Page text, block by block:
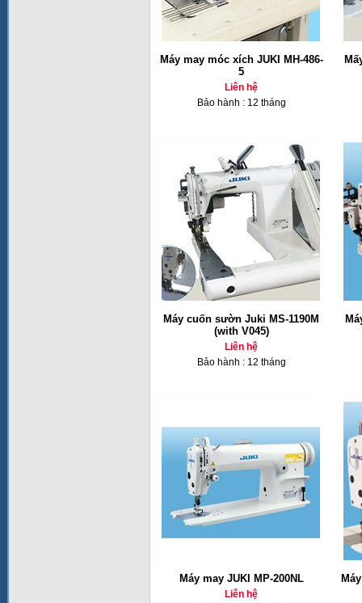
Máy may móc xích JUKI MH-486-
5
Liên hệ
Bảo hành : 12 tháng
Máy cuốn sườn Juki MS-1190M
(with V045)
Liên hệ
Bảo hành : 12 tháng
Máy may JUKI MP-200NL
Liên hệ